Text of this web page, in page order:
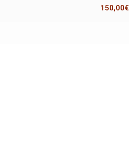
150,00€